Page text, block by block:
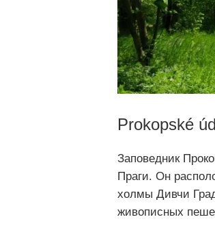
Prokopské
Заповедник
Праги. Он
холмы Дивчи
живописных